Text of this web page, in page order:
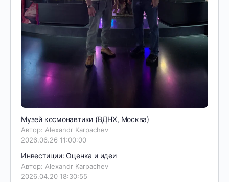
Музей космонавтики (ВДНХ, Москва)
Автор: Alexandr Karpachev
2026.06.26 11:00:00
Инвестиции: Оценка и идеи
Автор: Alexandr Karpachev
2026.04.20 18:30:55